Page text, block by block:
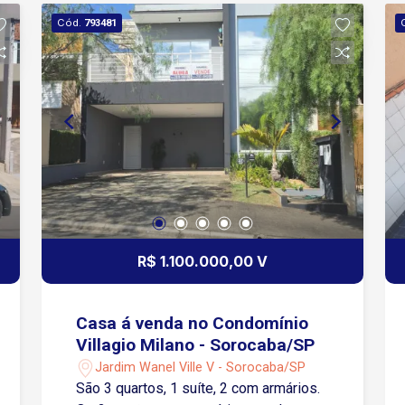
Cód. 793481
R$ 1.100.000,00 V
Casa á venda no Condomínio
Villagio Milano - Sorocaba/SP
Jardim Wanel Ville V - Sorocaba/SP
São 3 quartos, 1 suíte, 2 com armários.